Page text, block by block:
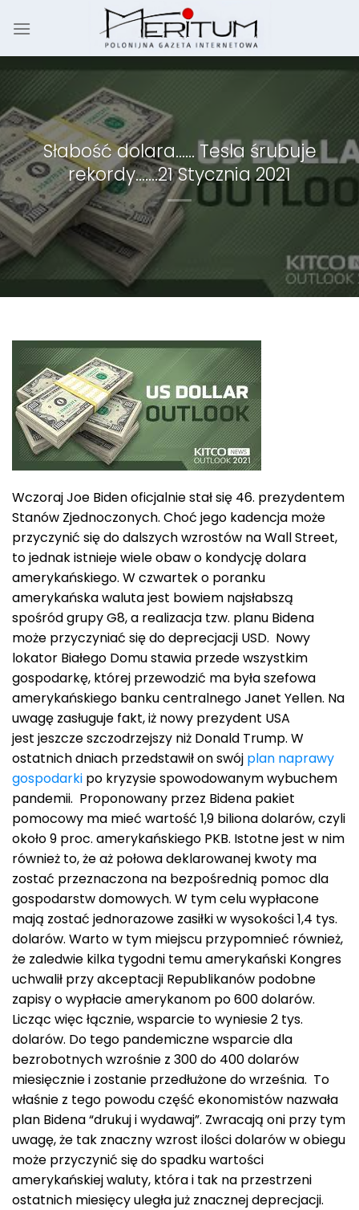
Słabość dolara…… Tesla śrubuje
rekordy…….21 Stycznia 2021
Wczoraj Joe Biden oficjalnie stał się 46. prezydentem
Stanów Zjednoczonych. Choć jego kadencja może
przyczynić się do dalszych wzrostów na Wall Street,
to jednak istnieje wiele obaw o kondycję dolara
amerykańskiego. W czwartek o poranku
amerykańska waluta jest bowiem najsłabszą
spośród grupy G8, a realizacja tzw. planu Bidena
może przyczyniać się do deprecjacji USD. Nowy
lokator Białego Domu stawia przede wszystkim
gospodarkę, której przewodzić ma była szefowa
amerykańskiego banku centralnego Janet Yellen. Na
uwagę zasługuje fakt, iż nowy prezydent USA
jest jeszcze szczodrzejszy niż Donald Trump. W
ostatnich dniach przedstawił on swój plan naprawy
gospodarki po kryzysie spowodowanym wybuchem
pandemii. Proponowany przez Bidena pakiet
pomocowy ma mieć wartość 1,9 biliona dolarów, czyli
około 9 proc. amerykańskiego PKB. Istotne jest w nim
również to, że aż połowa deklarowanej kwoty ma
zostać przeznaczona na bezpośrednią pomoc dla
gospodarstw domowych. W tym celu wypłacone
mają zostać jednorazowe zasiłki w wysokości 1,4 tys.
dolarów. Warto w tym miejscu przypomnieć również,
że zaledwie kilka tygodni temu amerykański Kongres
uchwalił przy akceptacji Republikanów podobne
zapisy o wypłacie amerykanom po 600 dolarów.
Licząc więc łącznie, wsparcie to wyniesie 2 tys.
dolarów. Do tego pandemiczne wsparcie dla
bezrobotnych wzrośnie z 300 do 400 dolarów
miesięcznie i zostanie przedłużone do września. To
właśnie z tego powodu część ekonomistów nazwała
plan Bidena “drukuj i wydawaj”. Zwracają oni przy tym
uwagę, że tak znaczny wzrost ilości dolarów w obiegu
może przyczynić się do spadku wartości
amerykańskiej waluty, która i tak na przestrzeni
ostatnich miesięcy uległa już znacznej deprecjacji.